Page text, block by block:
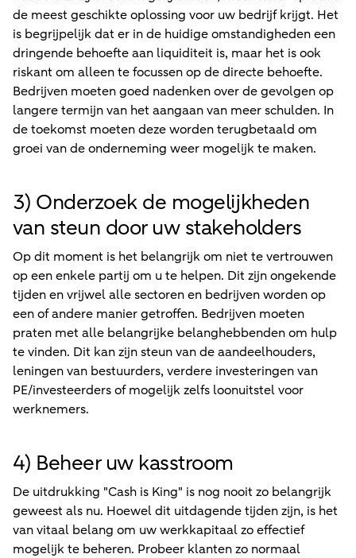
de meest geschikte oplossing voor uw bedrijf krijgt. Het
is begrijpelijk dat er in de huidige omstandigheden een
dringende behoefte aan liquiditeit is, maar het is ook
riskant om alleen te focussen op de directe behoefte.
Bedrijven moeten goed nadenken over de gevolgen op
langere termijn van het aangaan van meer schulden. In
de toekomst moeten deze worden terugbetaald om
groei van de onderneming weer mogelijk te maken.
3) Onderzoek de mogelijkheden
van steun door uw stakeholders
Op dit moment is het belangrijk om niet te vertrouwen
op een enkele partij om u te helpen. Dit zijn ongekende
tijden en vrijwel alle sectoren en bedrijven worden op
een of andere manier getroffen. Bedrijven moeten
praten met alle belangrijke belanghebbenden om hulp
te vinden. Dit kan zijn steun van de aandeelhouders,
leningen van bestuurders, verdere investeringen van
PE/investeerders of mogelijk zelfs loonuitstel voor
werknemers.
4) Beheer uw kasstroom
De uitdrukking "Cash is King" is nog nooit zo belangrijk
geweest als nu. Hoewel dit uitdagende tijden zijn, is het
van vitaal belang om uw werkkapitaal zo effectief
mogelijk te beheren. Probeer klanten zo normaal